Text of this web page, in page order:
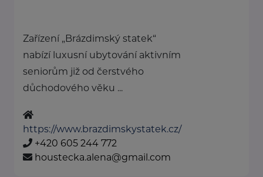
Zařízení „Brázdimský statek“
nabízí luxusní ubytování aktivním
seniorům již od čerstvého
důchodového věku ...
https://www.brazdimskystatek.cz/
+420 605 244 772
houstecka.alena@gmail.com